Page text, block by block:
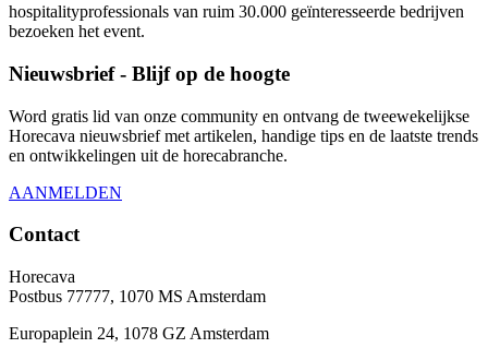
hospitalityprofessionals van ruim 30.000 geïnteresseerde bedrijven
bezoeken het event.
Nieuwsbrief - Blijf op de hoogte
Word gratis lid van onze community en ontvang de tweewekelijkse
Horecava nieuwsbrief met artikelen, handige tips en de laatste trends
en ontwikkelingen uit de horecabranche.
AANMELDEN
Contact
Horecava
Postbus 77777, 1070 MS Amsterdam
Europaplein 24, 1078 GZ Amsterdam